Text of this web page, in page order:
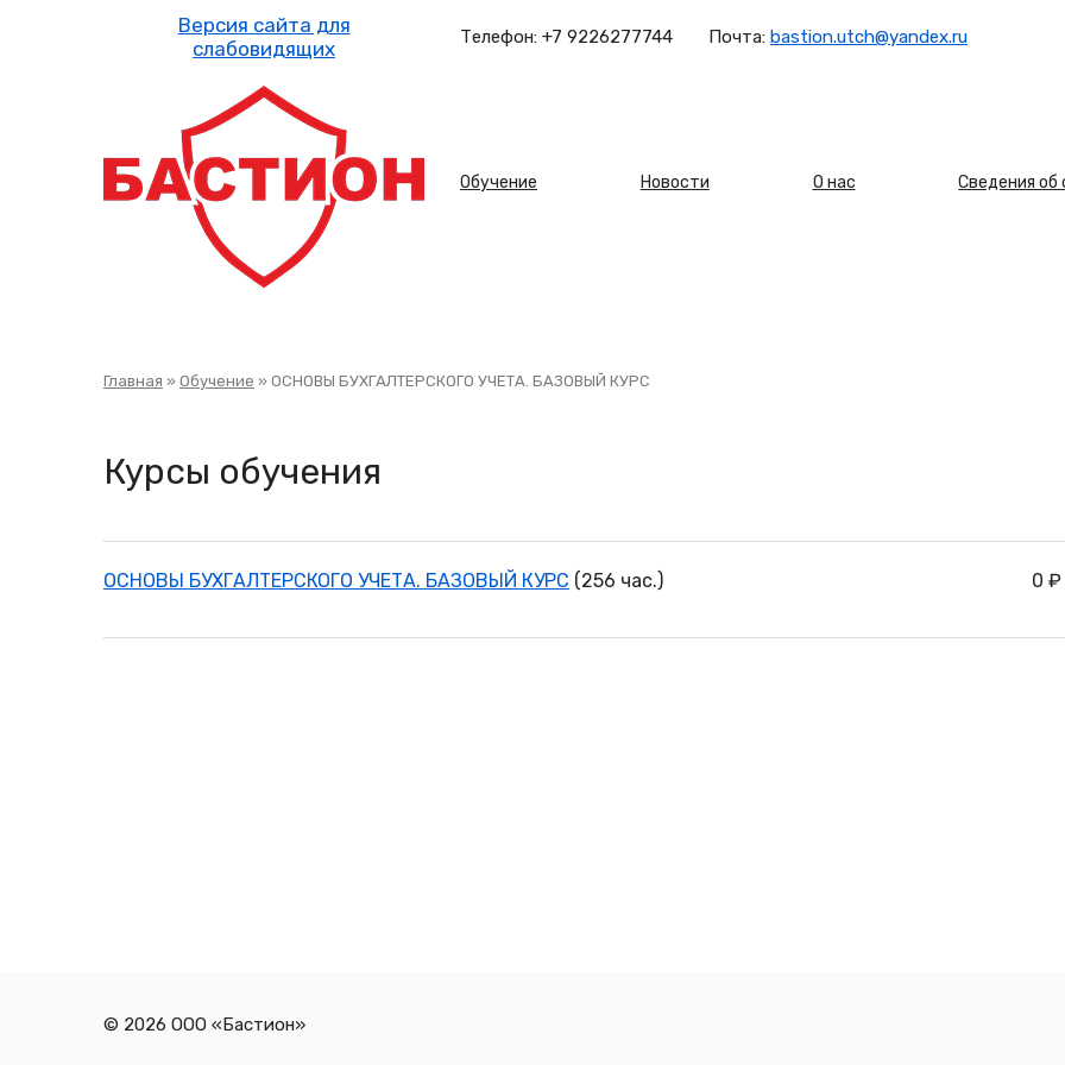
Телефон: +7 9226277744 Почта: bastion.utch@yandex.ru
Основная
Обучение Новости О нас Сведения об
Строка
Главная Обучение ОСНОВЫ БУХГАЛТЕРСКОГО УЧЕТА. БАЗОВЫЙ КУРС
Курсы обучения
ОСНОВЫ БУХГАЛТЕРСКОГО УЧЕТА. БАЗОВЫЙ КУРС (256 час.) 0 ₽
© 2026 ООО «Бастион»